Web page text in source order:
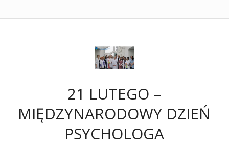
21 LUTEGO –
MIĘDZYNARODOWY DZIEŃ
PSYCHOLOGA